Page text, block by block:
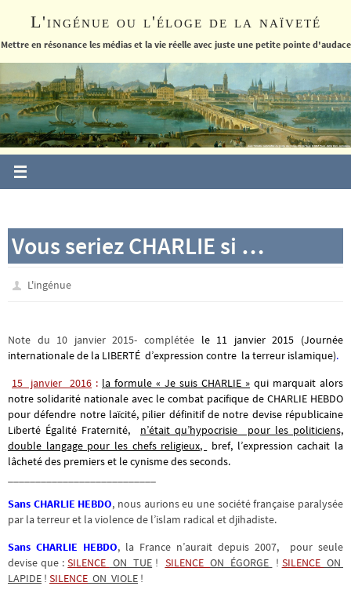
le
L'ingénue ou l'éloge de la naïveté
Mettre en résonance les médias et la vie réelle avec juste une petite pointe d'audace
Vous seriez CHARLIE si …
L'ingénue
Note du 10 janvier 2015- complétée le 11 janvier 2015 (Journée
internationale de la LIBERTÉ d’expression contre la terreur islamique).
15 janvier 2016 : la formule « Je suis CHARLIE » qui marquait alors
notre solidarité nationale avec le combat pacifique de CHARLIE HEBDO
pour défendre notre laïcité, pilier définitif de notre devise républicaine
Liberté Égalité Fraternité, n’était qu’hypocrisie pour les politiciens,
double langage pour les chefs religieux,
bref, l’expression cachait la
lâcheté des premiers et le cynisme des seconds.
Sans CHARLIE HEBDO, nous aurions eu une société française paralysée
par la terreur et la violence de l’islam radical et djihadiste.
Sans CHARLIE HEBDO, la France n’aurait depuis 2007, pour seule
devise que :SILENCE ON TUE ! SILENCE ON ÉGORGE ! SILENCE ON
LAPIDE ! SILENCE ON VIOLE !